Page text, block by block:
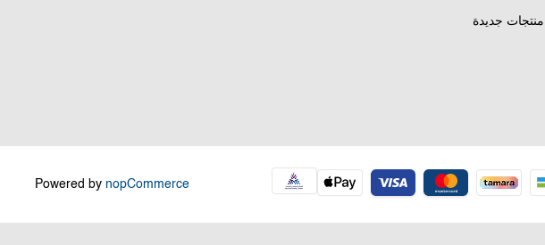
منتجات جديدة
Powered by nopCommerce